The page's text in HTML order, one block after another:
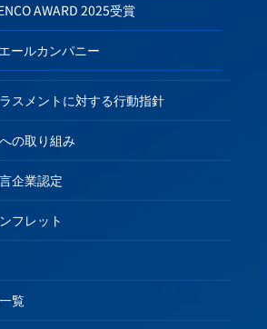
AWARD 2025受賞
ールカンパニー
スメントに対する行動指針
の取り組み
企業認定
フレット
覧